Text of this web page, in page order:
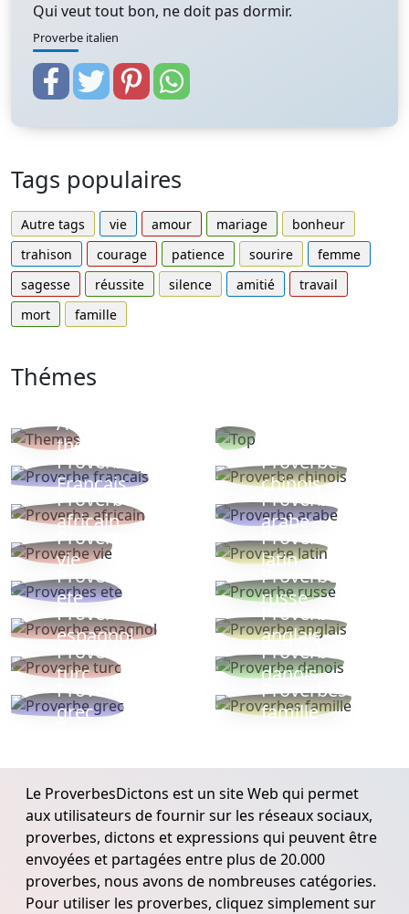
Qui veut tout bon, ne doit pas dormir.
Proverbe italien
Tags populaires
Autre tags vie amour mariage
bonheur
trahison
courage patience sourire
femme
sagesse
réussite silence amitié
travail
mort
famille
Thémes
Autres
thèmes
Proverbe
Français
Proverbe
chinois
Proverbe
africain
Proverbe
arabe
Proverbe
vie
Proverbe
latin
Proverbes
ete
Proverbe
russe
Proverbe
espagnol
Proverbe
anglais
Proverbe
turc
Proverbe
danois
Proverbe
grec
Proverbes
famille
Le ProverbesDictons est un site Web qui permet
aux utilisateurs de fournir sur les réseaux sociaux,
proverbes, dictons et expressions qui peuvent être
envoyées et partagées entre plus de 20.000
proverbes, nous avons de nombreuses catégories.
Pour utiliser les proverbes, cliquez simplement sur